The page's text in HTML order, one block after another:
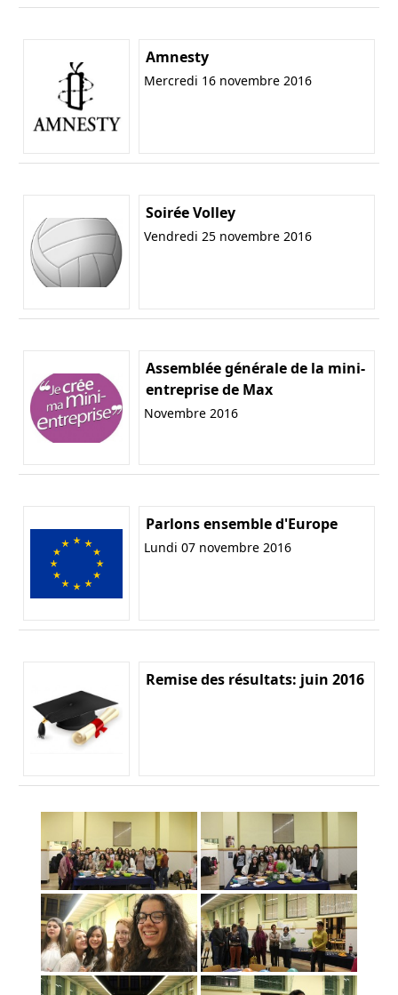
Amnesty
Mercredi 16 novembre 2016
Soirée Volley
Vendredi 25 novembre 2016
Assemblée générale de la mini-
entreprise de Max
Novembre 2016
Parlons ensemble d'Europe
Lundi 07 novembre 2016
Remise des résultats: juin 2016